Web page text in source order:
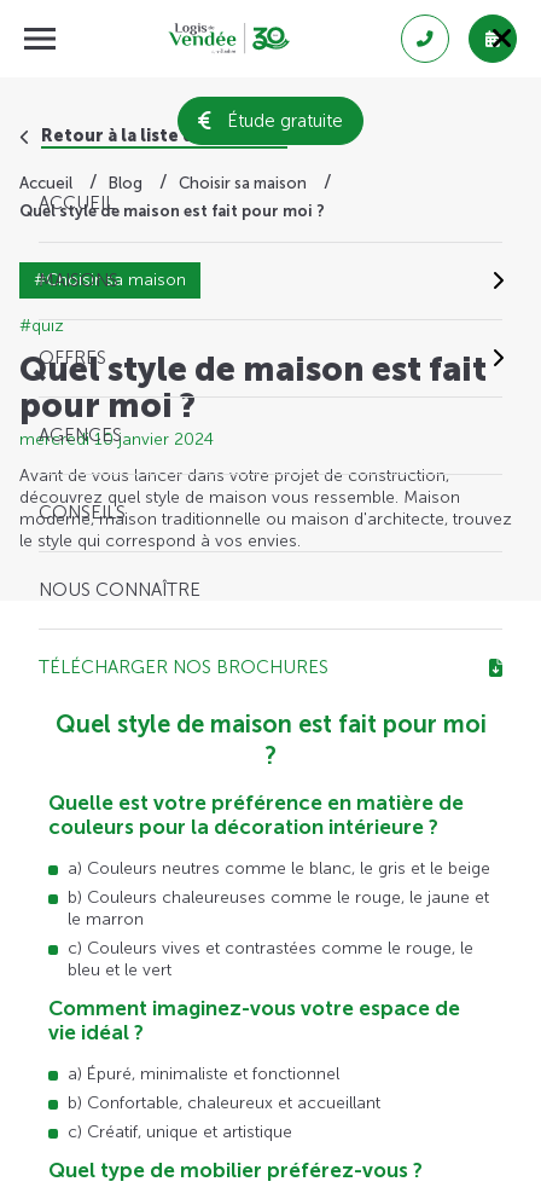
Étude gratuite
ACCUEIL
MAISONS
OFFRES
AGENCES
CONSEILS
NOUS CONNAÎTRE
TÉLÉCHARGER NOS BROCHURES
Retour à la liste des conseils
Accueil Blog
Choisir sa maison
Quel style de maison est fait pour moi ?
#Choisir sa maison
#quiz
Quel style de maison est fait
pour moi ?
mercredi 10 janvier 2024
Avant de vous lancer dans votre projet de construction,
découvrez quel style de maison vous ressemble. Maison
moderne, maison traditionnelle ou maison d'architecte, trouvez
le style qui correspond à vos envies.
Quel style de maison est fait pour moi
?
Quelle est votre préférence en matière de
couleurs pour la décoration intérieure ?
a) Couleurs neutres comme le blanc, le gris et le beige
b) Couleurs chaleureuses comme le rouge, le jaune et
le marron
c) Couleurs vives et contrastées comme le rouge, le
bleu et le vert
Comment imaginez-vous votre espace de
vie idéal ?
a) Épuré, minimaliste et fonctionnel
b) Confortable, chaleureux et accueillant
c) Créatif, unique et artistique
Quel type de mobilier préférez-vous ?